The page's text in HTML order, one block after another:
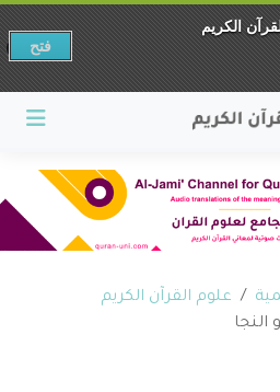
علوم القرآن الكريم
النجا
الكريم
فتح